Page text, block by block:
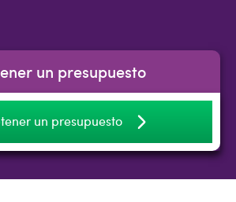
un presupuesto
un presupuesto